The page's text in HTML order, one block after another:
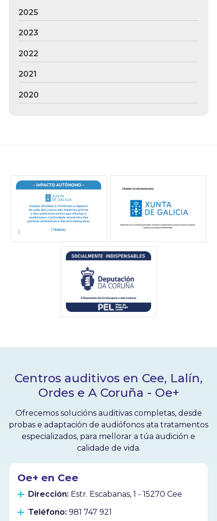
2025
2023
2022
2021
2020
Centros auditivos en Cee, Lalín,
Ordes e A Coruña - Oe+
Ofrecemos solucións auditivas completas, desde
probas e adaptación de audiófonos ata tratamentos
especializados, para mellorar a túa audición e
calidade de vida.
Oe+ en Cee
Dirección: Estr. Escabanas, 1 - 15270 Cee
Teléfono: 981 747 921